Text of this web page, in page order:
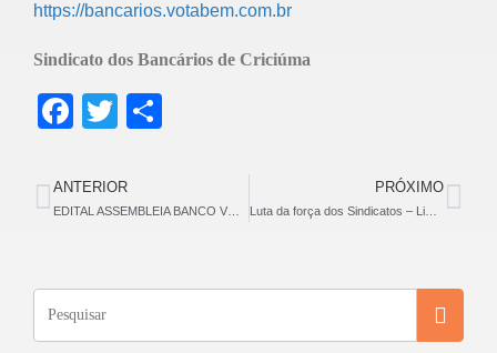
https://bancarios.votabem.com.br
Sindicato dos Bancários de Criciúma
F
c
e
o
o
T
tt
er e
ANTERIOR PRÓXIMO
Luta da força dos Sindicatos – Liminar obtida pela Contraf-CUT impede Banco do Brasil de extinguir função de caixa